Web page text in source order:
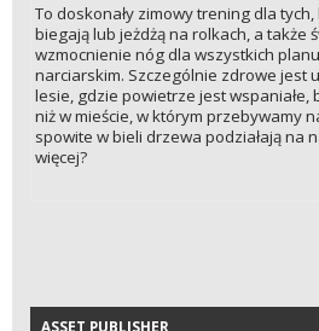
To doskonały zimowy trening dla
biegają lub jeżdżą na rolkach, a także
wzmocnienie nóg dla wszystkich
narciarskim. Szczególnie zdrowe jest
lesie, gdzie powietrze jest
niż w mieście, w którym przebywamy
spowite w bieli drzewa podziałają na
więcej?
ASSET PUBLISHER
ASSET PUBLISHER